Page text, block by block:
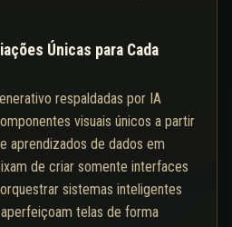
Únicas para Cada
respaldadas por IA
visuais únicos a partir
aprendizados de dados em
de criar somente interfaces
sistemas inteligentes
telas de forma